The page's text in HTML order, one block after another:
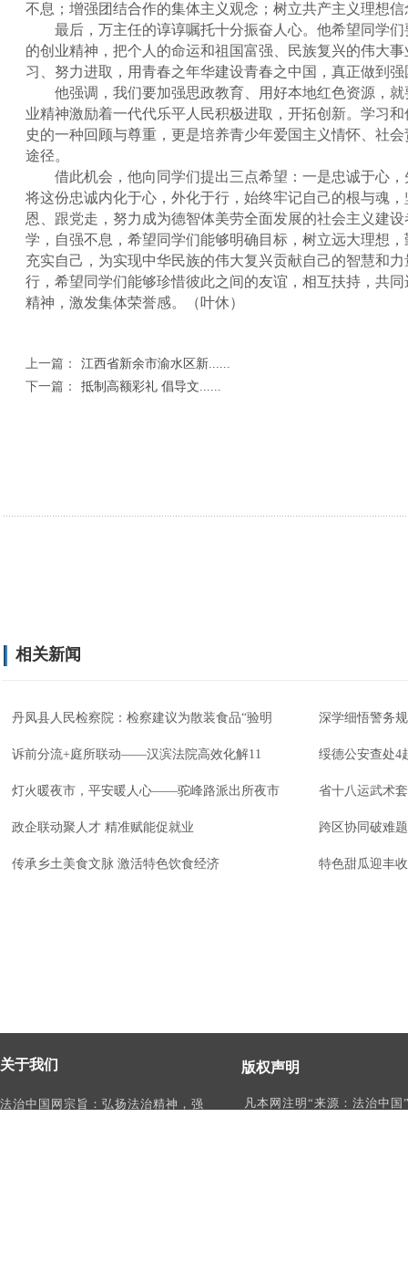
不息；增强团结合作的集体主义观念；树立共产主义理想信
最后，万主任的谆谆嘱托十分振奋人心。他希望同学们
的创业精神，把个人的命运和祖国富强、民族复兴的伟大
习、努力进取，用青春之年华建设青春之中国，真正做到
他强调，我们要加强思政教育、用好本地红色资源，就
业精神激励着一代代乐平人民积极进取，开拓创新。学习
史的一种回顾与尊重，更是培养青少年爱国主义情怀、社
途径。
借此机会，他向同学们提出三点希望：一是忠诚于心，
将这份忠诚内化于心，外化于行，始终牢记自己的根与魂
恩、跟党走，努力成为德智体美劳全面发展的社会主义建
学，自强不息，希望同学们能够明确目标，树立远大理想
充实自己，为实现中华民族的伟大复兴贡献自己的智慧和
行，希望同学们能够珍惜彼此之间的友谊，相互扶持，共
精神，激发集体荣誉感。（叶休）
上一篇：
江西省新余市渝水区新......
下一篇：
抵制高额彩礼 倡导文......
相关新闻
丹凤县人民检察院：检察建议为散装食品“验明 深学细悟警务
诉前分流+庭所联动——汉滨法院高效化解11 绥德公安查处4
灯火暖夜市，平安暖人心——驼峰路派出所夜市 省十八运武术
政企联动聚人才 精准赋能促就业 跨区协同破难
传承乡土美食文脉 激活特色饮食经济 特色甜瓜迎丰
版权声明
凡本网注明“来源：法治中国
关于我们
法治中国网宗旨：弘扬法治精神，强